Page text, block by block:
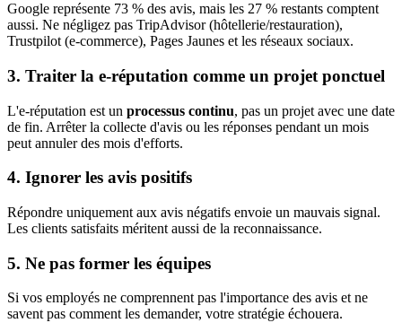
Google représente 73 % des avis, mais les 27 % restants comptent
aussi. Ne négligez pas TripAdvisor (hôtellerie/restauration),
Trustpilot (e-commerce), Pages Jaunes et les réseaux sociaux.
3. Traiter la e-réputation comme un projet ponctuel
L'e-réputation est un processus continu, pas un projet avec une date
de fin. Arrêter la collecte d'avis ou les réponses pendant un mois
peut annuler des mois d'efforts.
4. Ignorer les avis positifs
Répondre uniquement aux avis négatifs envoie un mauvais signal.
Les clients satisfaits méritent aussi de la reconnaissance.
5. Ne pas former les équipes
Si vos employés ne comprennent pas l'importance des avis et ne
savent pas comment les demander, votre stratégie échouera.